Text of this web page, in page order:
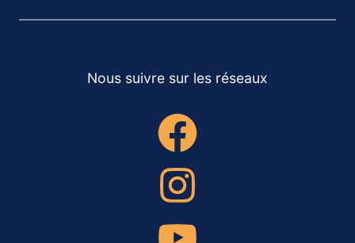
Nous suivre sur les réseaux